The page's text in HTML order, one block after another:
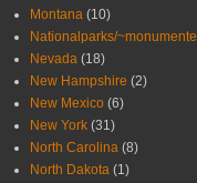
Montana (10)
Nationalparks/~monumente
Nevada (18)
New Hampshire (2)
New Mexico (6)
New York (31)
North Carolina (8)
North Dakota (1)